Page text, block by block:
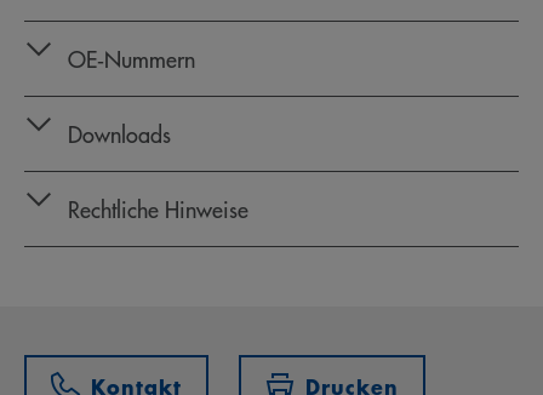
OE‑Nummern
Downloads
Rechtliche Hinweise
Kontakt Drucken